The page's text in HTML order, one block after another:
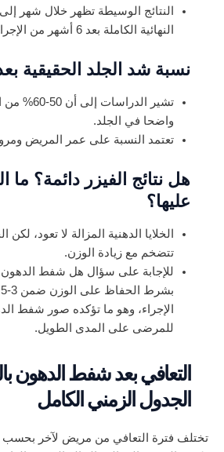
النهائية الكاملة بعد 6 أشهر من الإجراء.
نسبة شد الجلد الحقيقية
تشير
واضحا في الجلد.
تعتمد النسبة على عمر المريض
هل نتائج الفيزر دائمة؟ ما
عليها؟
الخلايا الدهنية المزالة لا تعود، لكن
تتضخم مع زيادة الوزن.
للإجابة على سؤال هل شفط الدهون
الإجراء، وهو ما تؤكده صور شفط
للمرضى على المدى الطويل.
التعافي بعد شفط الدهون
الجدول الزمني الكامل
تختلف فترة التعافي من مريض لآخر بحسب